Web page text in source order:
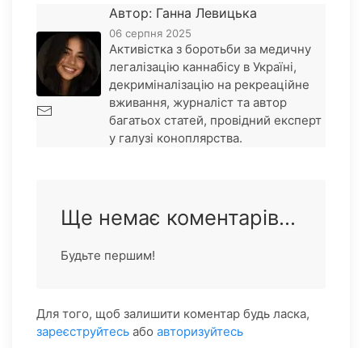
Автор: Ганна Левицька
06 серпня 2025
Активістка з боротьби за медичну
легалізацію каннабісу в Україні,
декриміналізацію на рекреаційне
вживання, журналіст та автор
багатьох статей, провідний експерт
у галузі коноплярства.
Ще немає коментарів...
Будьте першим!
Для того, щоб залишити коментар будь ласка,
зареєструйтесь або авторизуйтесь